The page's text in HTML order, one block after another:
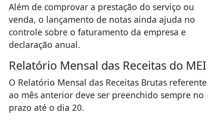
Além de comprovar a prestação do serviço ou
venda, o lançamento de notas ainda ajuda no
controle sobre o faturamento da empresa e
declaração anual.
Relatório Mensal das Receitas do MEI
O Relatório Mensal das Receitas Brutas referente
ao mês anterior deve ser preenchido sempre no
prazo até o dia 20.